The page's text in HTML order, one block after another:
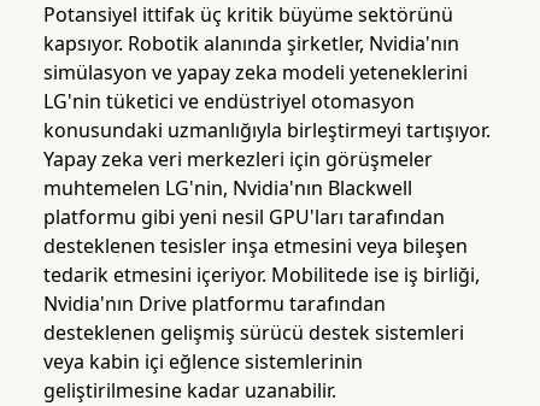
Potansiyel ittifak üç kritik büyüme sektörünü
kapsıyor. Robotik alanında şirketler, Nvidia'nın
simülasyon ve yapay zeka modeli yeteneklerini
LG'nin tüketici ve endüstriyel otomasyon
konusundaki uzmanlığıyla birleştirmeyi tartışıyor.
Yapay zeka veri merkezleri için görüşmeler
muhtemelen LG'nin, Nvidia'nın Blackwell
platformu gibi yeni nesil GPU'ları tarafından
desteklenen tesisler inşa etmesini veya bileşen
tedarik etmesini içeriyor. Mobilitede ise iş birliği,
Nvidia'nın Drive platformu tarafından
desteklenen gelişmiş sürücü destek sistemleri
veya kabin içi eğlence sistemlerinin
geliştirilmesine kadar uzanabilir.